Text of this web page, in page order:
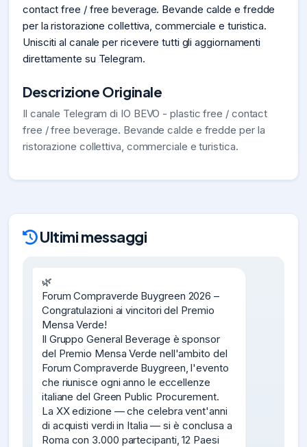
contact free / free beverage. Bevande calde e fredde
per la ristorazione collettiva, commerciale e turistica.
Unisciti al canale per ricevere tutti gli aggiornamenti
direttamente su Telegram.
Descrizione Originale
Il canale Telegram di IO BEVO - plastic free / contact
free / free beverage. Bevande calde e fredde per la
ristorazione collettiva, commerciale e turistica.
Ultimi messaggi
🌿
Forum Compraverde Buygreen 2026 –
Congratulazioni ai vincitori del Premio
Mensa Verde!
Il Gruppo General Beverage è sponsor
del Premio Mensa Verde nell'ambito del
Forum Compraverde Buygreen, l'evento
che riunisce ogni anno le eccellenze
italiane del Green Public Procurement.
La XX edizione — che celebra vent'anni
di acquisti verdi in Italia — si è conclusa a
Roma con 3.000 partecipanti, 12 Paesi